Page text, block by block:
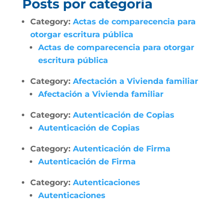
Posts por categoría
Category: Actas de comparecencia para
otorgar escritura pública
Actas de comparecencia para otorgar
escritura pública
Category: Afectación a Vivienda familiar
Afectación a Vivienda familiar
Category: Autenticación de Copias
Autenticación de Copias
Category: Autenticación de Firma
Autenticación de Firma
Category: Autenticaciones
Autenticaciones